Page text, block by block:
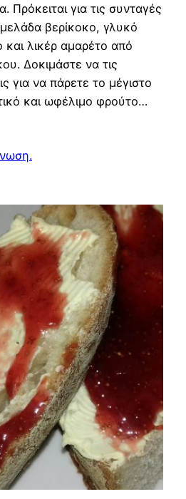
Πρόκειται για τις συνταγές
βερίκοκο, γλυκό
και λικέρ αμαρέτο από
Δοκιμάστε να τις
για να πάρετε το μέγιστο
και ωφέλιμο φρούτο…